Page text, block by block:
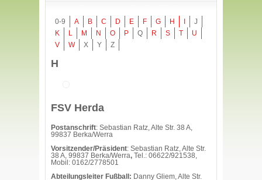
0-9 A B C D E F G H
J
K
L M N O P Q R S T
U
V
W X Y Z
H
FSV Herda
Postanschrift: Sebastian Ratz, Alte Str. 38 A,
99837 Berka/Werra
Vorsitzender/Präsident: Sebastian Ratz, Alte Str.
38 A, 99837 Berka/Werra, Tel.: 06622/921538,
Mobil: 0162/2778501
Abteilungsleiter Fußball: Danny Gliem, Alte Str.